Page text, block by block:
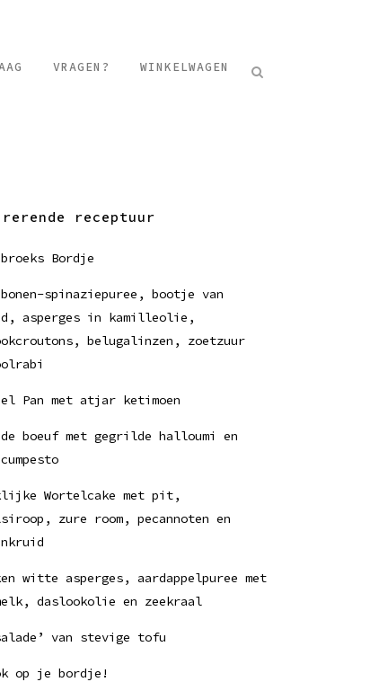
VRAGEN? WINKELWAGEN
receptuur
Bordje
spinaziepuree, bootje van
asperges in kamilleolie,
belugalinzen, zoetzuur
Pan met atjar ketimoen
de boeuf met gegrilde halloumi en
Wortelcake met pit,
zure room, pecannoten en
witte asperges, aardappelpuree met
daslookolie en zeekraal
van stevige tofu
op je bordje!